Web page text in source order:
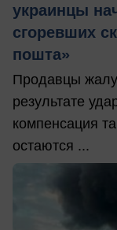
украинцы
сгоревших
пошта»
Продавцы
результате
компенсация
остаются ...